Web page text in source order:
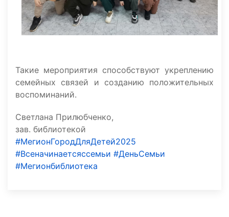
Такие мероприятия способствуют укреплению
семейных связей и созданию положительных
воспоминаний.
Светлана Прилюбченко,
зав. библиотекой
#МегионГородДляДетей2025
#Всеначинаетсяссемьи #ДеньСемьи
#Мегионбиблиотека